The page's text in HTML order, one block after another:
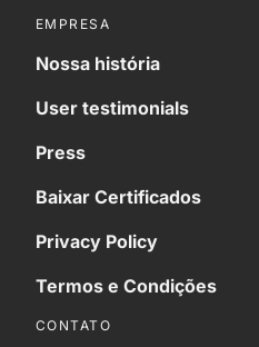
EMPRESA
Nossa história
User testimonials
Press
Baixar Certificados
Privacy Policy
Termos e Condições
CONTATO